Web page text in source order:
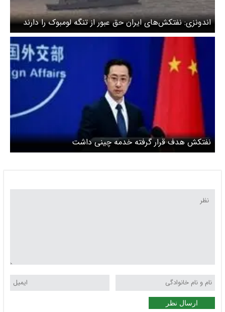
اندونزی: نفتکش‌های ایران حق عبور از تنگه لومبوک را دارند
نفتکش هدف قرار گرفته خدمه چینی داشت
ارسال نظر